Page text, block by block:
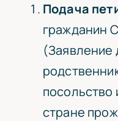
Подача
гражданин
(Заявление
стране